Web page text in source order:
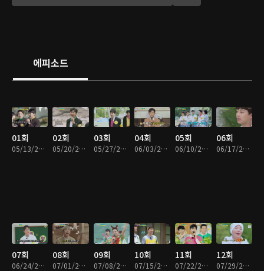
에피소드
01회
05/13/2020 • 2시간 19분
02회
05/20/2020 • 2시간 3분
03회
05/27/2020 • 1시간 53분
04회
06/03/2020 • 2시간 4분
05회
06/10/2020 • 2시간 6분
06회
06/17/2020 • 1시간 58분
07회
06/24/2020 • 2시간 3분
08회
07/01/2020 • 2시간 4분
09회
07/08/2020 • 2시간 6분
10회
07/15/2020 • 2시간 7분
11회
07/22/2020 • 2시간 4분
12회
07/29/2020 • 2시간 4분